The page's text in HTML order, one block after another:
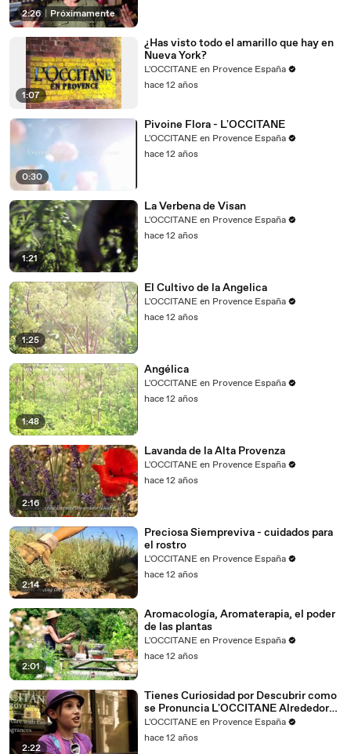
2:26 Próximamente
1:07
¿Has visto todo el amarillo que hay en
Nueva York?
L'OCCITANE en Provence España
hace 12 años
0:30
Pivoine Flora - L'OCCITANE
L'OCCITANE en Provence España
hace 12 años
1:21
La Verbena de Visan
L'OCCITANE en Provence España
hace 12 años
1:25
El Cultivo de la Angelica
L'OCCITANE en Provence España
hace 12 años
1:48
Angélica
L'OCCITANE en Provence España
hace 12 años
2:16
Lavanda de la Alta Provenza
L'OCCITANE en Provence España
hace 12 años
2:14
Preciosa Siempreviva - cuidados para
el rostro
L'OCCITANE en Provence España
hace 12 años
2:01
Aromacología, Aromaterapia, el poder
de las plantas
L'OCCITANE en Provence España
hace 12 años
2:22
Tienes Curiosidad por Descubrir como
se Pronuncia L'OCCITANE Alrededor
del Mundo
L'OCCITANE en Provence España
hace 12 años